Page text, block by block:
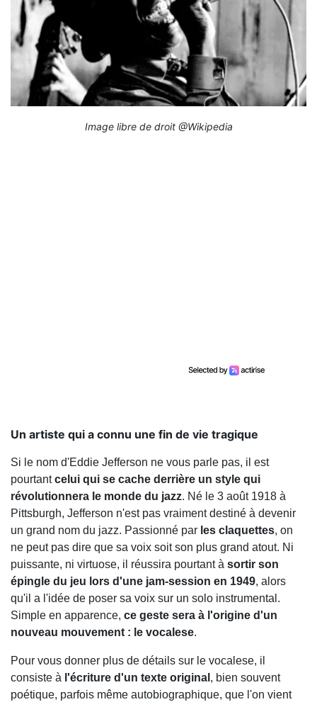
Image libre de droit @Wikipedia
Un artiste qui a connu une fin de vie tragique
Si le nom d'Eddie Jefferson ne vous parle pas, il est
pourtantcelui qui se cache derrière un style qui
révolutionnera le monde du jazz. Né le 3 août 1918 à
Pittsburgh, Jefferson n'est pas vraiment destiné à devenir
un grand nom du jazz. Passionné par les claquettes, on
ne peut pas dire que sa voix soit son plus grand atout. Ni
puissante, ni virtuose, il réussira pourtant à sortir son
épingle du jeu lors d'une jam-session en 1949, alors
qu'il a l'idée de poser sa voix sur un solo instrumental.
Simple en apparence, ce geste sera à l'origine d'un
nouveau mouvement : le vocalese.
Pour vous donner plus de détails sur le vocalese, il
consiste à l'écriture d'un texte original , bien souvent
poétique, parfois même autobiographique, que l'on vient